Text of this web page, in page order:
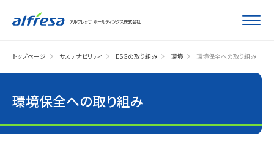
トップページ サステナビリティ ESGの取り組み 環境 環境保全への取り組み
環境保全への取り組み